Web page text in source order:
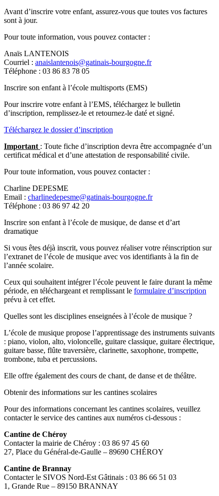
Avant d’inscrire votre enfant, assurez-vous que toutes vos factures
sont à jour.
Pour toute information, vous pouvez contacter :
Anaïs LANTENOIS
Courriel : anaislantenois@gatinais-bourgogne.fr
Téléphone : 03 86 83 78 05
Inscrire son enfant à l’école multisports (EMS)
Pour inscrire votre enfant à l’EMS, téléchargez le bulletin
d’inscription, remplissez-le et retournez-le daté et signé.
Téléchargez le dossier d’inscription
Important : Toute fiche d’inscription devra être accompagnée d’un
certificat médical et d’une attestation de responsabilité civile.
Pour toute information, vous pouvez contacter :
Charline DEPESME
Email : charlinedepesme@gatinais-bourgogne.fr
Téléphone : 03 86 97 42 20
Inscrire son enfant à l’école de musique, de danse et d’art
dramatique
Si vous êtes déjà inscrit, vous pouvez réaliser votre réinscription sur
l’extranet de l’école de musique avec vos identifiants à la fin de
l’année scolaire.
Ceux qui souhaitent intégrer l’école peuvent le faire durant la même
période, en téléchargeant et remplissant le formulaire d’inscription
prévu à cet effet.
Quelles sont les disciplines enseignées à l’école de musique ?
L’école de musique propose l’apprentissage des instruments suivants
: piano, violon, alto, violoncelle, guitare classique, guitare électrique,
guitare basse, flûte traversière, clarinette, saxophone, trompette,
trombone, tuba et percussions.
Elle offre également des cours de chant, de danse et de théâtre.
Obtenir des informations sur les cantines scolaires
Pour des informations concernant les cantines scolaires, veuillez
contacter le service des cantines aux numéros ci-dessous :
Cantine de Chéroy
Contacter la mairie de Chéroy : 03 86 97 45 60
27, Place du Général-de-Gaulle – 89690 CHÉROY
Cantine de Brannay
Contacter le SIVOS Nord-Est Gâtinais : 03 86 66 51 03
1, Grande Rue – 89150 BRANNAY